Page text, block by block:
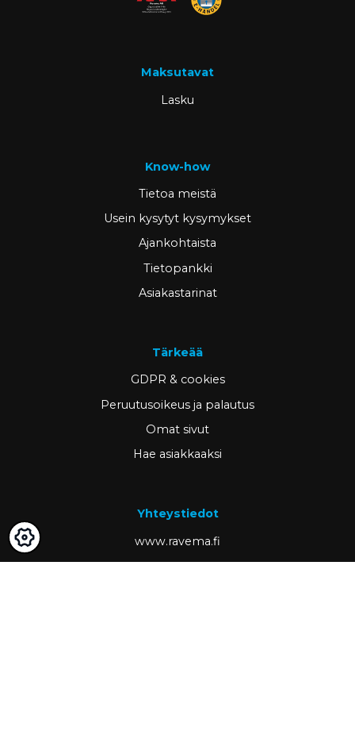
Maksutavat
Lasku
Know-how
Tietoa meistä
Usein kysytyt kysymykset
Ajankohtaista
Tietopankki
Asiakastarinat
Tärkeää
GDPR & cookies
Peruutusoikeus ja palautus
Omat sivut
Hae asiakkaaksi
Yhteystiedot
www.ravema.fi